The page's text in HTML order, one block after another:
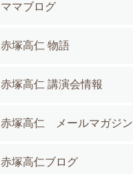
ママブログ
赤塚高仁 物語
赤塚高仁 講演会情報
赤塚高仁 メールマガジン
赤塚高仁ブログ